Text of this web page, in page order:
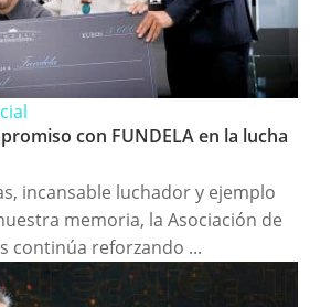
con FUNDELA en la lucha
incansable luchador y ejemplo
memoria, la Asociación de
continúa reforzando ...